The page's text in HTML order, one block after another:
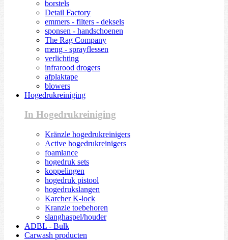
borstels
Detail Factory
emmers - filters - deksels
sponsen - handschoenen
The Rag Company
meng - sprayflessen
verlichting
infrarood drogers
afplaktape
blowers
Hogedrukreiniging
In Hogedrukreiniging
Kränzle hogedrukreinigers
Active hogedrukreinigers
foamlance
hogedruk sets
koppelingen
hogedruk pistool
hogedrukslangen
Karcher K-lock
Kranzle toebehoren
slanghaspel/houder
ADBL - Bulk
Carwash producten